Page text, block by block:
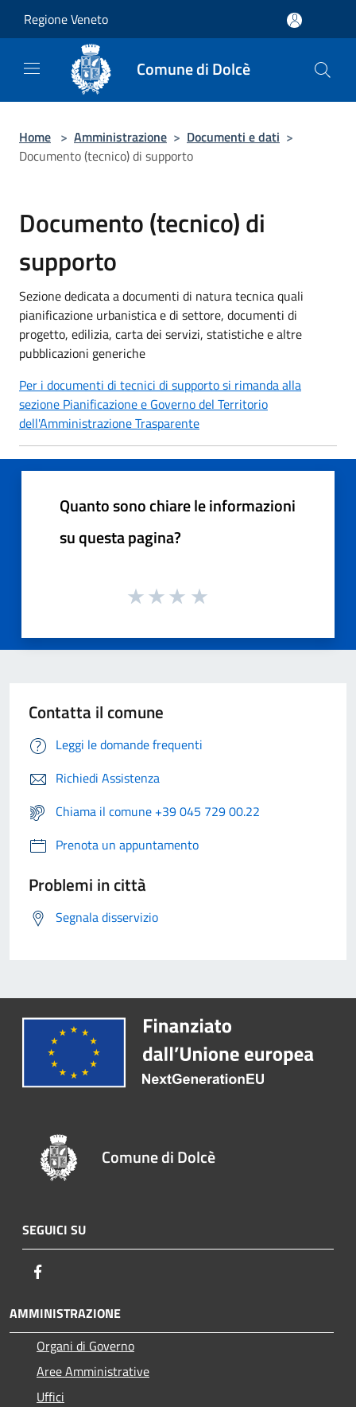
Regione Veneto
Comune di Dolcè
Home > Amministrazione > Documenti e dati >
Documento (tecnico) di supporto
Documento (tecnico) di
supporto
Sezione dedicata a documenti di natura tecnica quali
pianificazione urbanistica e di settore, documenti di
progetto, edilizia, carta dei servizi, statistiche e altre
pubblicazioni generiche
Per i documenti di tecnici di supporto si rimanda alla
sezione Pianificazione e Governo del Territorio
dell'Amministrazione Trasparente
Quanto sono chiare le informazioni
su questa pagina?
Contatta il comune
Leggi le domande frequenti
Richiedi Assistenza
Chiama il comune +39 045 729 00.22
Prenota un appuntamento
Problemi in città
Segnala disservizio
Comune di Dolcè
SEGUICI SU
AMMINISTRAZIONE
Organi di Governo
Aree Amministrative
Uffici